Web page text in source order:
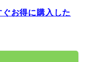
お得に購入した